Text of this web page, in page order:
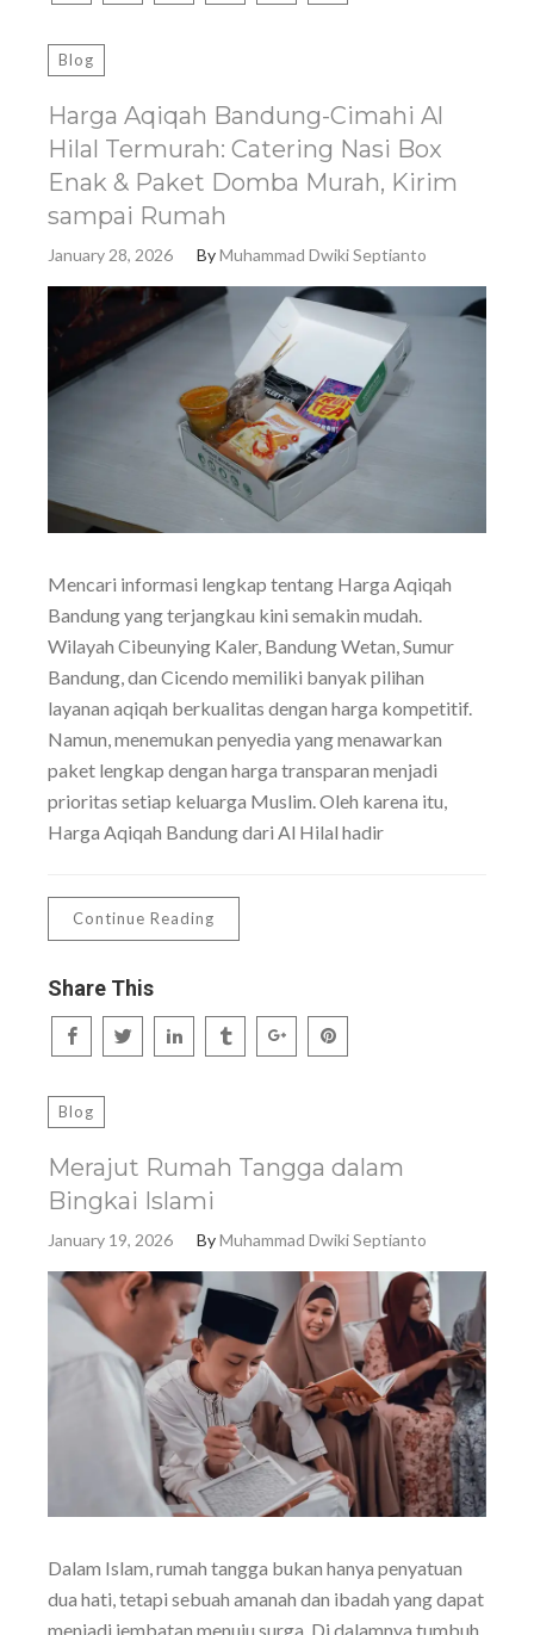
Blog
Harga Aqiqah Bandung-Cimahi Al
Hilal Termurah: Catering Nasi Box
Enak & Paket Domba Murah, Kirim
sampai Rumah
January 28, 2026 ByMuhammad Dwiki Septianto
Mencari informasi lengkap tentang Harga Aqiqah
Bandung yang terjangkau kini semakin mudah.
Wilayah Cibeunying Kaler, Bandung Wetan, Sumur
Bandung, dan Cicendo memiliki banyak pilihan
layanan aqiqah berkualitas dengan harga kompetitif.
Namun, menemukan penyedia yang menawarkan
paket lengkap dengan harga transparan menjadi
prioritas setiap keluarga Muslim. Oleh karena itu,
Harga Aqiqah Bandung dari Al Hilal hadir
Continue Reading
Share This
Blog
Merajut Rumah Tangga dalam
Bingkai Islami
January 19, 2026 ByMuhammad Dwiki Septianto
Dalam Islam, rumah tangga bukan hanya penyatuan
dua hati, tetapi sebuah amanah dan ibadah yang dapat
menjadi jembatan menuju surga. Di dalamnya tumbuh